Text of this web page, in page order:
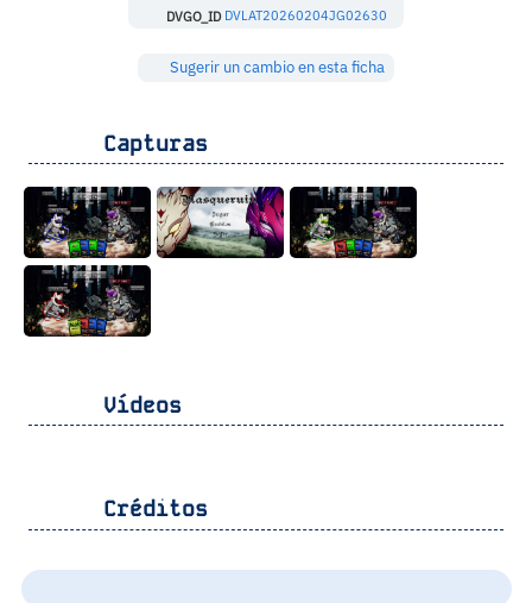
DVGO_ID DVLAT20260204JG02630
Sugerir un cambio en esta ficha
Capturas
Vídeos
Créditos